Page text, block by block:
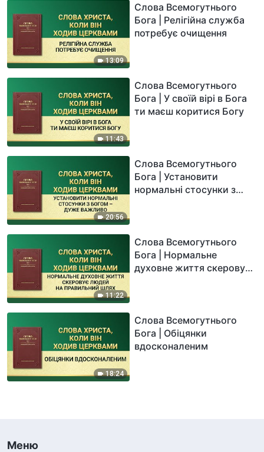
13:09
Слова Всемогутнього
Бога | Релігійна служба
потребує очищення
11:43
Слова Всемогутнього
Бога | У своїй вірі в Бога
ти маєш коритися Богу
20:56
Слова Всемогутнього
Бога | Установити
нормальні стосунки з
11:22
Слова Всемогутнього
Бога | Нормальне
духовне життя скеровує
18:24
Слова Всемогутнього
Бога | Обіцянки
вдосконаленим
Меню